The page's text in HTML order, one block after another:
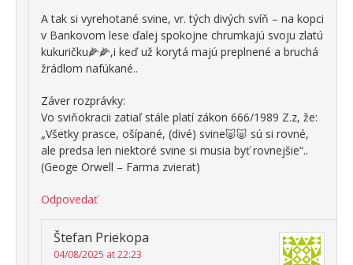
A tak si vyrehotané svine, vr. tých divých svíň – na kopci
v Bankovom lese ďalej spokojne chrumkajú svoju zlatú
kukuričku🌽🌽,i keď už korytá majú preplnené a bruchá
žrádlom nafúkané..
Záver rozprávky:
Vo sviňokracii zatiaľ stále platí zákon 666/1989 Z.z, že:
„Všetky prasce, ošípané, (divé) svine🐷🐷 sú si rovné,
ale predsa len niektoré svine si musia byť rovnejšie“..
(Geoge Orwell – Farma zvierat)
Odpovedať
Štefan Priekopa
04/08/2025 at 22:23